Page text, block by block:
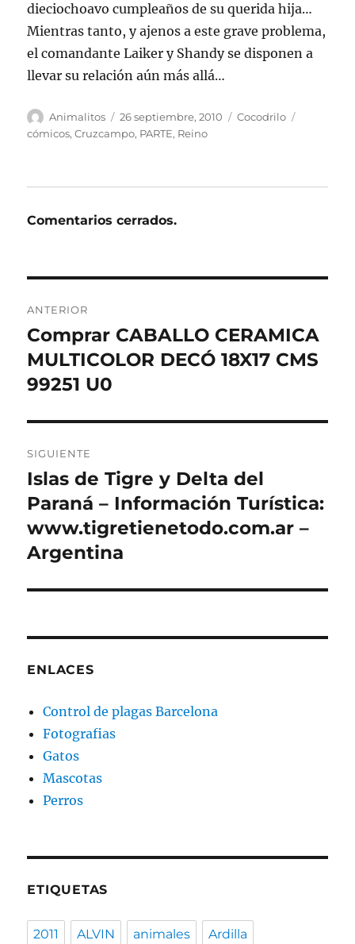
dieciochoavo cumpleaños de su querida hija…
Mientras tanto, y ajenos a este grave problema,
el comandante Laiker y Shandy se disponen a
llevar su relación aún más allá…
Autor
Animalitos
Publicado
el
26 septiembre, 2010 Categorías
Cocodrilo
cómicos,Cruzcampo, PARTE, Reino
Comentarios cerrados.
de
entradas
ANTERIOR
Entrada
anterior:
Comprar CABALLO CERAMICA
MULTICOLOR DECÓ 18X17 CMS
99251 U0
SIGUIENTE
Entrada
siguiente:
Islas de Tigre y Delta del
Paraná – Información Turística:
www.tigretienetodo.com.ar –
Argentina
ENLACES
Control de plagas Barcelona
Fotografias
Gatos
Mascotas
Perros
ETIQUETAS
2011 ALVIN animales Ardilla